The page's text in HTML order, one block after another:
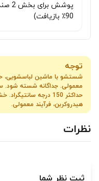
90٪ بازیافت)
توجه
معمولی. جداگانه شسته شود.
حداکثر 150 درجه
هیدروکربن، فرآیند معمولی.
نظرات
ثبت نظر شما